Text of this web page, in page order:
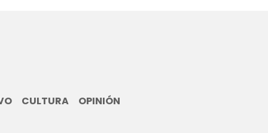
CULTURA OPINIÓN